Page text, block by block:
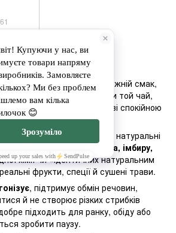
ніжність, легкість і справжній смак,
Ми обираємо тільки той чай,
м’який, ароматний, зі спокійною
листки зеленого чаю
та натуральні
ананаса, яблука, імбиру,
хімії чи «ідентичних натуральним
фрукти, спеції й сушені трави.
, підтримує обмін речовин,
й не створює різких стрибків
підходить для ранку, обіду або
зробити паузу.